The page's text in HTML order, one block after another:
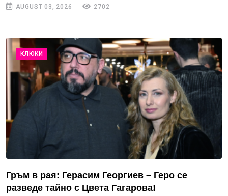
AUGUST 03, 2026 2702
КЛЮКИ
Гръм в рая: Герасим Георгиев – Геро се
разведе тайно с Цвета Гагарова!